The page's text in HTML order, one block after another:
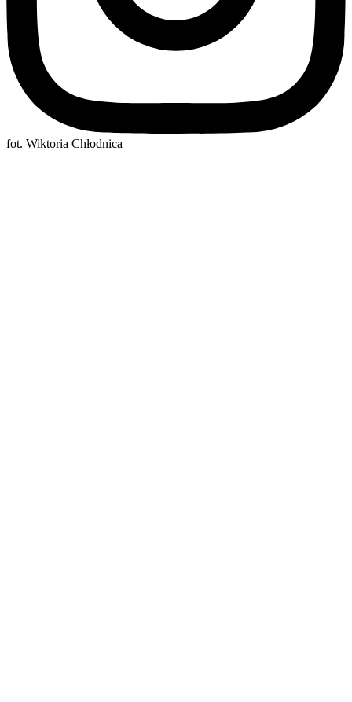
fot. Wiktoria Chłodnica